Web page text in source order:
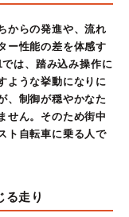
からの発進や、流れ
ー性能の差を体感す
は、踏み込み操作に
ような挙動になりに
、制御が穏やかなた
せん。そのため街中
ト自転車に乗る人で
る走り